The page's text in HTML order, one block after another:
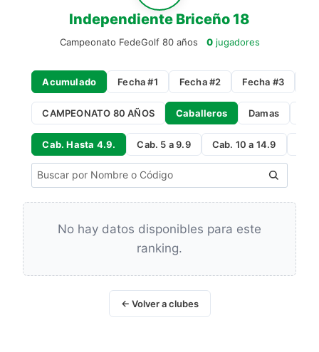
Independiente Briceño 18
Campeonato FedeGolf 80 años 0jugadores
Acumulado Fecha #1 Fecha #2 Fecha #3
CAMPEONATO 80 AÑOS Caballeros Damas
Cab. Hasta 4.9. Cab. 5 a 9.9 Cab. 10 a 14.9
No hay datos disponibles para este
ranking.
← Volver a clubes